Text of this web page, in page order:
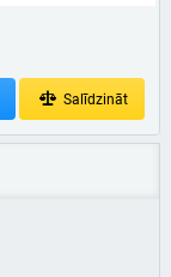
Salīdzināt